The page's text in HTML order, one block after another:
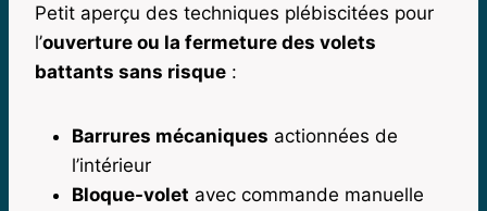
Petit aperçu des techniques plébiscitées pour
l’ouverture ou la fermeture des volets
battants sans risque :
Barrures mécaniques actionnées de
l’intérieur
Bloque-volet avec commande manuelle